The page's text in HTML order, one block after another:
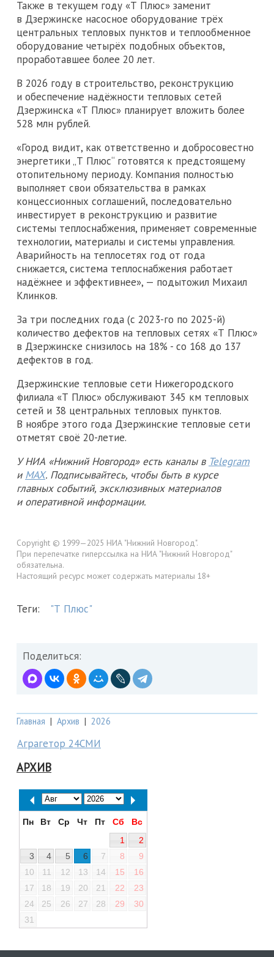
Также в текущем году «Т Плюс» заменит
в Дзержинске насосное оборудование трёх
центральных тепловых пунктов и теплообменное
оборудование четырёх подобных объектов,
проработавшее более 20 лет.
В 2026 году в строительство, реконструкцию
и обеспечение надёжности тепловых сетей
Дзержинска «Т Плюс» планирует вложить более
528 млн рублей.
«Город видит, как ответственно и добросовестно
энергетики „Т Плюс“ готовятся к предстоящему
отопительному периоду. Компания полностью
выполняет свои обязательства в рамках
концессионных соглашений, последовательно
инвестирует в реконструкцию и развитие
системы теплоснабжения, применяет современные
технологии, материалы и системы управления.
Аварийность на теплосетях год от года
снижается, система теплоснабжения работает
надёжнее и эффективнее», — подытожил Михаил
Клинков.
За три последних года (с 2023-го по 2025-й)
количество дефектов на тепловых сетях «Т Плюс»
в Дзержинске снизилось на 18% - со 168 до 137
дефектов в год.
Дзержинские тепловые сети Нижегородского
филиала «Т Плюс» обслуживают 345 км тепловых
сетей и 38 центральных тепловых пунктов.
В ноябре этого года Дзержинские тепловые сети
отметят своё 20-летие.
У НИА «Нижний Новгород» есть каналы в Telegram
и MAX. Подписывайтесь, чтобы быть в курсе
главных событий, эксклюзивных материалов
и оперативной информации.
Copyright © 1999—2025 НИА "Нижний Новгород".
При перепечатке гиперссылка на НИА "Нижний Новгород"
обязательна.
Настоящий ресурс может содержать материалы 18+
Теги: "Т Плюс"
Поделиться:
Главная | Архив | 2026
Аграгетор 24СМИ
АРХИВ
Пн Вт Ср Чт Пт Сб
Вс
1
2
3
4 5 6 7 8
9
10
11 12 13 14 15
16
17
18 19 20 21 22
23
24
25 26 27 28 29
30
31